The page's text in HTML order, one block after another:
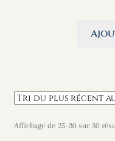
Affichage de 25–30 sur 30